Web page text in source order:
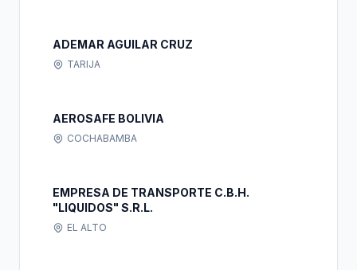
ADEMAR AGUILAR CRUZ
TARIJA
AEROSAFE BOLIVIA
COCHABAMBA
EMPRESA DE TRANSPORTE C.B.H.
"LIQUIDOS" S.R.L.
EL ALTO